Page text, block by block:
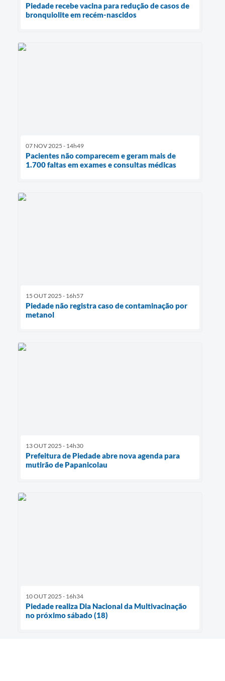
Piedade recebe vacina para redução de casos de
bronquiolite em recém-nascidos
07 NOV 2025 - 14h49
Pacientes não comparecem e geram mais de
1.700 faltas em exames e consultas médicas
15 OUT 2025 - 16h57
Piedade não registra caso de contaminação por
metanol
13 OUT 2025 - 14h30
Prefeitura de Piedade abre nova agenda para
mutirão de Papanicolau
10 OUT 2025 - 16h34
Piedade realiza Dia Nacional da Multivacinação
no próximo sábado (18)